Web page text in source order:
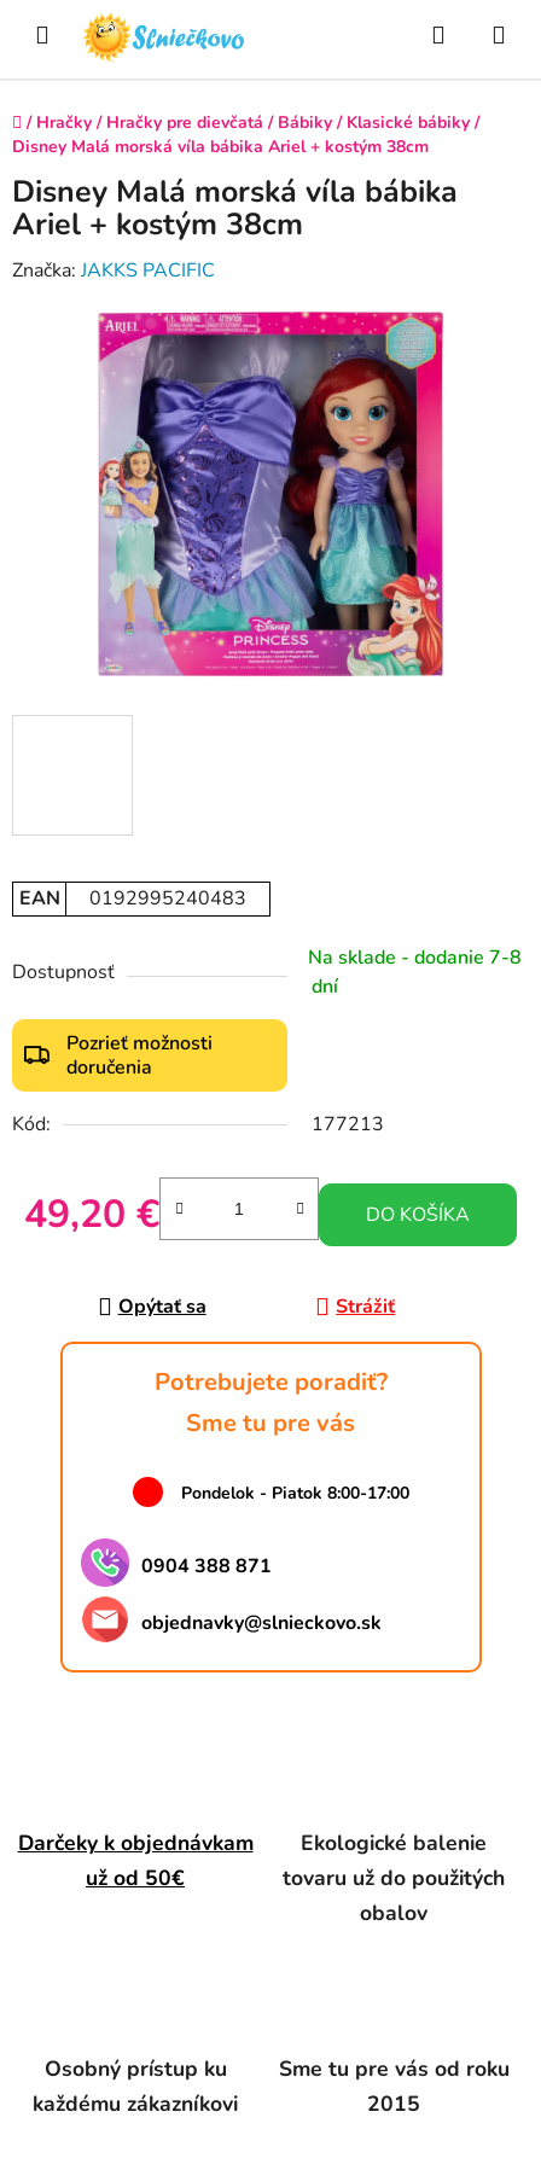
Hľadať
Domov
/ Hračky / Hračky pre dievčatá / Bábiky / Klasické bábiky /
Disney Malá morská víla bábika Ariel + kostým 38cm
EAN 0192995240483
Dostupnosť
Na sklade - dodanie 7-8
dní
Pozrieť možnosti
doručenia
Kód: 177213
49,20 € DO KOŠÍKA
Opýtať sa Strážiť
Potrebujete poradiť?
Sme tu pre vás
Pondelok - Piatok 8:00-17:00
0904 388 871
objednavky@slnieckovo.sk
Disney Malá morská víla bábika
Ariel + kostým 38cm
Značka:JAKKS PACIFIC
Darčeky k objednávkam
už od 50€
Ekologické balenie
tovaru už do použitých
obalov
Osobný prístup ku
každému zákazníkovi
Sme tu pre vás od roku
2015